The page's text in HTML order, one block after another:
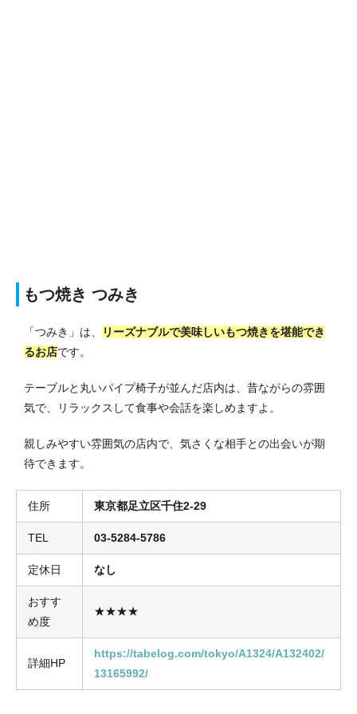
もつ焼き つみき
「つみき」は、
リーズナブルで美味しいもつ焼きを堪能でき
るお店です。
テーブルと丸いパイプ椅子が並んだ店内は、昔ながらの雰囲
気で、リラックスして食事や会話を楽しめますよ。
親しみやすい雰囲気の店内で、気さくな相手との出会いが期
待できます。
住所 東京都足立区千住2-29
TEL 03-5284-5786
定休日 なし
おすす
め度
★★★★
詳細HP
https://tabelog.com/tokyo/A1324/A132402/
13165992/